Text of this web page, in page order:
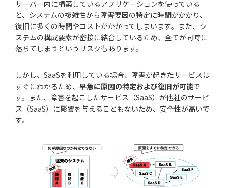
サーバー内に構築しているアプリケーションを使っている
と、システムの複雑性から障害要因の特定に時間がかかり、
復旧に多くの時間やコストがかかってしまいます。また、シ
ステムの構成要素が密接に結合しているため、全てが同時に
落ちてしまうというリスクもあります。
しかし、SaaSを利用している場合、障害が起きたサービスは
すぐにわかるため、 早急に原因の特定および復旧が可能で
す。また、障害を起こしたサービス（SaaS）が他社のサービ
ス（SaaS）に影響を与えることもないため、安全性が高いで
す。